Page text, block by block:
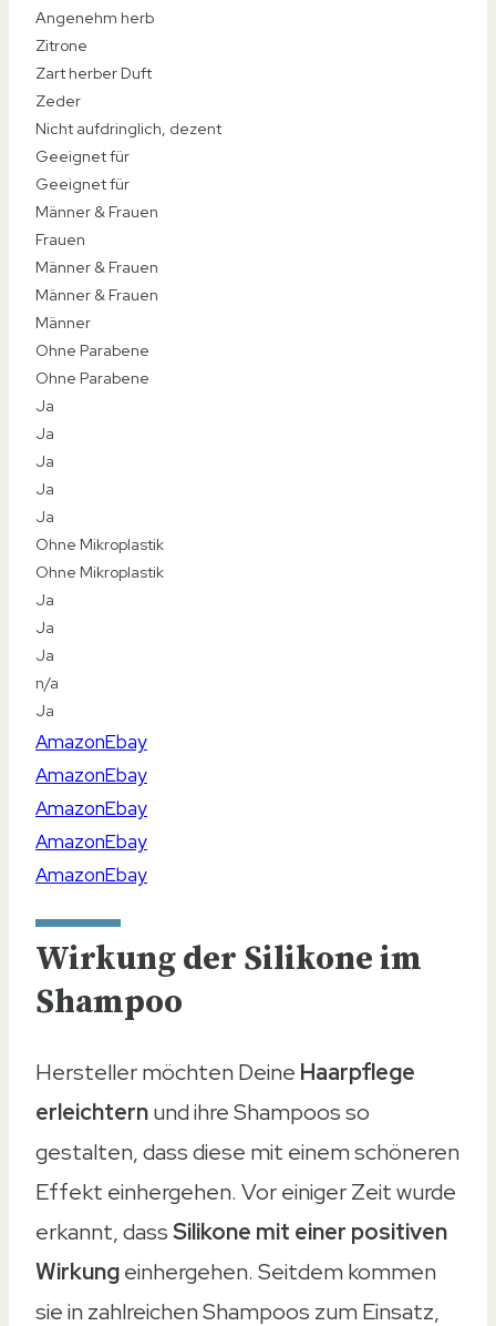
Top-Empfehlung
Beste Preis-Leistung
Professionelle Haarpflege
Wirkung der Silikone im
Shampoo
Hersteller möchten Deine Haarpflege
erleichternund ihre Shampoos so
gestalten, dass diese mit einem schöneren
Effekt einhergehen. Vor einiger Zeit wurde
erkannt, dassSilikone mit einer positiven
Wirkungeinhergehen. Seitdem kommen
sie in zahlreichen Shampoos zum Einsatz,